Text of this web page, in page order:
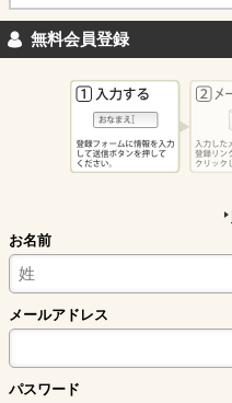
無料会員登録
お名前
メールアドレス
パスワード